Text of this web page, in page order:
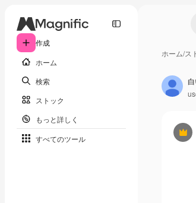
作成
ホーム
検索
ストック
もっと詳しく
すべてのツール
ホーム/ス